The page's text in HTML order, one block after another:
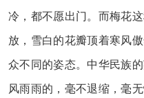
冷，都不愿出门。而梅花
放，雪白的花瓣顶着寒风
众不同的姿态。中华民族
风雨雨的，毫不退缩，毫